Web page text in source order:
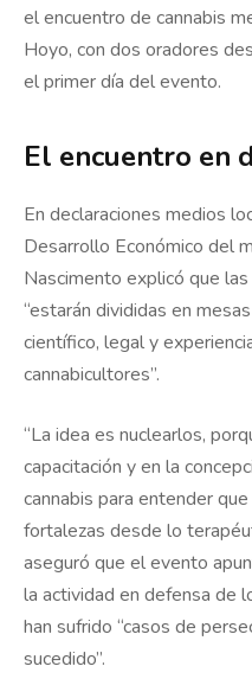
el encuentro de cannabis
Hoyo, con dos oradores
el primer día del evento.
El encuentro en
En declaraciones medios
Desarrollo Económico del
Nascimento explicó que
“estarán divididas en
científico, legal y
cannabicultores”.
“La idea es nuclearlos,
capacitación y en la
cannabis para entender
fortalezas desde lo
aseguró que el evento
la actividad en defensa de
han sufrido “casos de
sucedido”.